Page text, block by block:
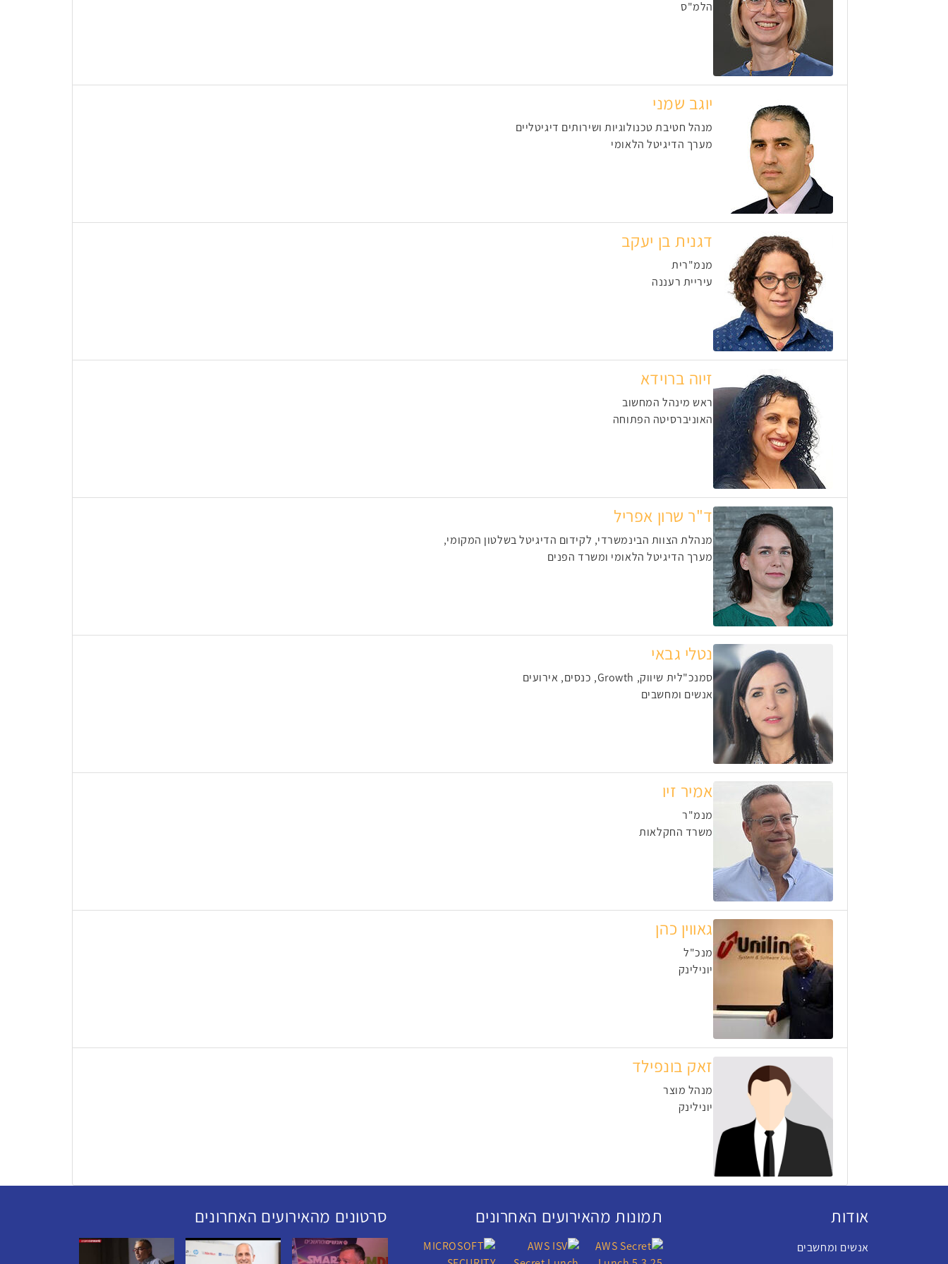
הלמ"ס
יוגב שמני
מנהל חטיבת טכנולוגיות ושירותים דיגיטליים
מערך הדיגיטל הלאומי
דגנית בן יעקב
מנמ"רית
עיריית רעננה
זיוה ברוידא
ראש מינהל המחשוב
האוניברסיטה הפתוחה
ד"ר שרון אפריל
מנהלת הצוות הבינמשרדי, לקידום הדיגיטל בשלטון המקומי,
מערך הדיגיטל הלאומי ומשרד הפנים
נטלי גבאי
סמנכ"לית שיווק, Growth, כנסים, אירועים
אנשים ומחשבים
אמיר זיו
מנמ"ר
משרד החקלאות
גאווין כהן
מנכ"ל
יונילינק
זאק בונפילד
מנהל מוצר
יונילינק
אודות
אנשים ומחשבים
תמונות מהאירועים האחרונים סרטונים מהאירועים האחרונים